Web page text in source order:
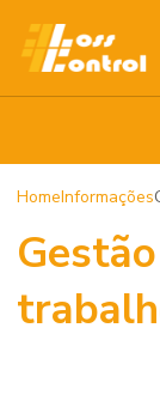
HomeInformações